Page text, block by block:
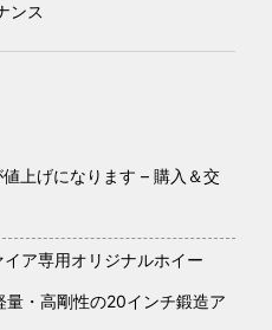
ンス
上げになります – 購入＆交
ア専用オリジナルホイー
量・高剛性の20インチ鍛造ア